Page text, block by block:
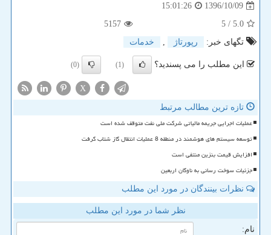
1396/10/09
15:01:26
5.0
/ 5
5157
تگهای خبر:
رپورتاژ , خدمات
این مطلب را می پسندید؟ (1)
(0)
X
تازه ترین مطالب مرتبط
عملیات اجرایی جریمه مالیاتی شرکت ملی نفت متوقف شده است
توسعه سیستم های هوشمند در منطقه 8 عملیات انتقال گاز شتاب گرفت
افزایش قیمت بنزین منتفی است
جزئیات سوخت رسانی به ناوگان اربعین
نظرات بینندگان در مورد این مطلب
نظر شما در مورد این مطلب
نام: